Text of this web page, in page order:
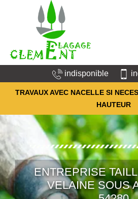
indisponible
TRAVAUX AVEC NACELLE SI
HAUTEUR
ENTREPRISE
VELAINE SOUS